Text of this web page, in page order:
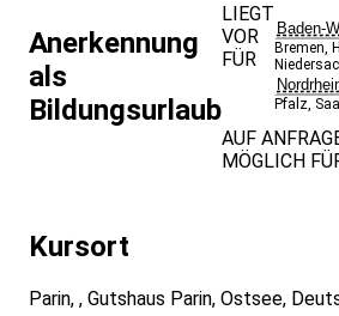
Anerkennung
als
Bildungsurlaub
LIEGT
VOR
FÜR
Baden-
Bremen
Pfalz
AUF
MÖGLICH
Kursort
Parin, , Gutshaus Parin, Ostsee,